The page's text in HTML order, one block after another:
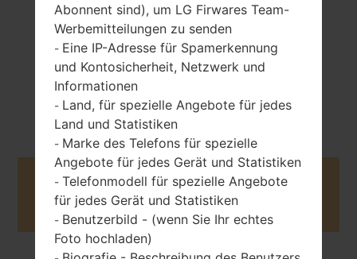
Unknown
Buy accessories on Amazon
Abonnent sind), um LG Firwares Team-
Werbemitteilungen zu senden
- Eine IP-Adresse für Spamerkennung
und Kontosicherheit, Netzwerk und
Informationen
- Land, für spezielle Angebote für jedes
Land und Statistiken
- Marke des Telefons für spezielle
Angebote für jedes Gerät und Statistiken
- Telefonmodell für spezielle Angebote
für jedes Gerät und Statistiken
- Benutzerbild - (wenn Sie Ihr echtes
Foto hochladen)